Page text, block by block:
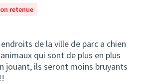
retenue
de la ville de parc a chien
qui sont de plus en plus
jouant, ils seront moins bruyants